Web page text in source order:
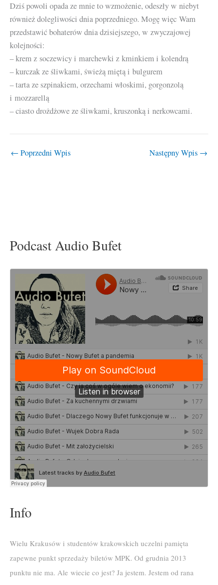
Dziś powoli opada ze mnie to wzmożenie, odeszły w niebyt
również dolegliwości dnia poprzedniego. Mogę więc Wam
przedstawić bohaterów dnia dzisiejszego, w zwyczajowej
kolejności:
– krem z soczewicy i marchewki z kminkiem i kolendrą
– kurczak ze śliwkami, świeżą miętą i bulgurem
– tarta ze szpinakiem, orzechami włoskimi, gorgonzolą
i mozzarellą
– ciasto drożdżowe ze śliwkami, kruszonką i nerkowcami.
← Poprzedni Wpis Następny Wpis →
Podcast Audio Bufet
Info
Wielu Krakusów i studentów krakowskich uczelni pamięta
zapewne punkt sprzedaży biletów MPK. Od grudnia 2013
punktu nie ma. Ale wiecie co jest? Ja jestem. Jestem od rana